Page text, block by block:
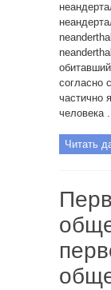
согласно
частично
человека
Читать